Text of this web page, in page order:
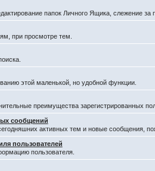
папок Личного Ящика, слежение
при просмотре тем.
этой маленькой, но удобной функции.
преимущества зарегистрированных
сообщений
активных тем и новые сообщения,
пользователей
пользователя.